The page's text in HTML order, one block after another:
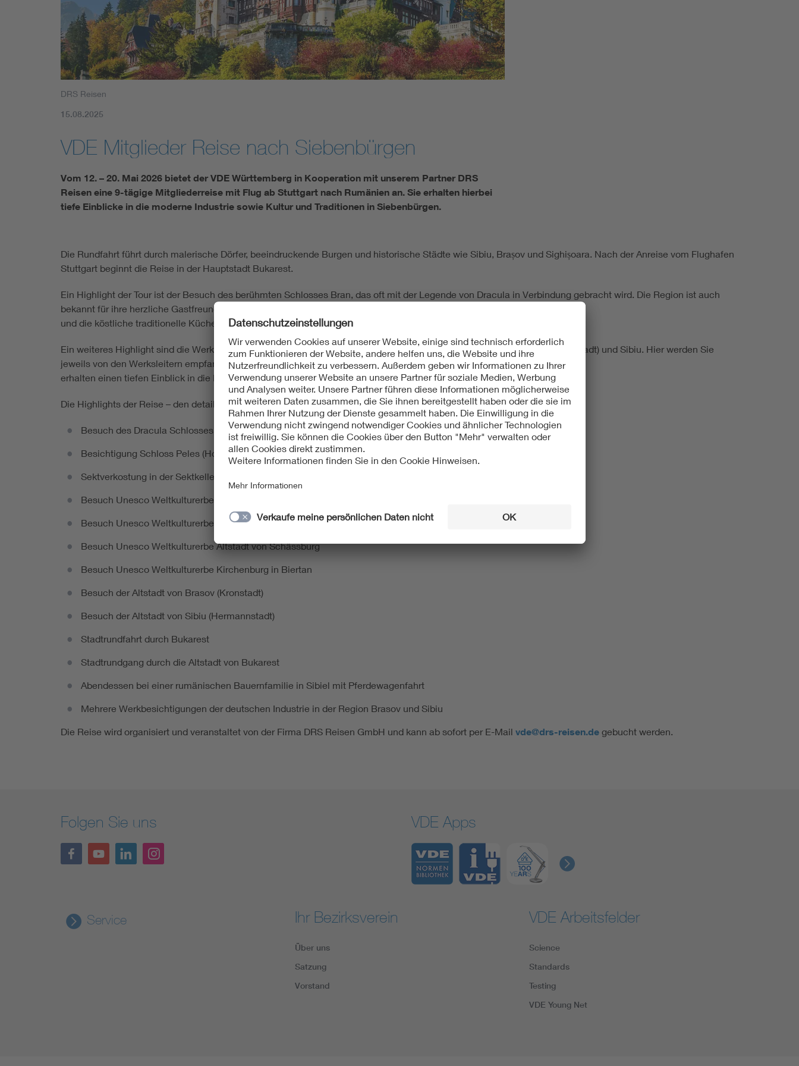
Mobility
Standards
Energy storage
Functional safety
DRS Reisen
15.08.2025
VDE Mitglieder Reise nach Siebenbürgen
Vom 12. – 20. Mai 2026 bietet der VDE Württemberg in Kooperation mit unserem Partner DRS
Reisen eine 9-tägige Mitgliederreise mit Flug ab Stuttgart nach Rumänien an. Sie erhalten hierbei
tiefe Einblicke in die moderne Industrie sowie Kultur und Traditionen in Siebenbürgen.
Die Rundfahrt führt durch malerische Dörfer, beeindruckende Burgen und historische Städte wie Sibiu, Brașov und Sighișoara. Nach der Anreise vom Flughafen
Stuttgart beginnt die Reise in der Hauptstadt Bukarest.
Ein Highlight der Tour ist der Besuch des berühmten Schlosses Bran, das oft mit der Legende von Dracula in Verbindung gebracht wird. Die Region ist auch
bekannt für ihre herzliche Gastfreundschaft
und die köstliche traditionelle Küche, die Sie während Ihrer Reise genießen können.
Ein weiteres Highlight sind die Werksbesichtigungen der deutschen Industrie in Siebenbürgen in der Region Brasov (Kronstadt) und Sibiu. Hier werden Sie
jeweils von den Werksleitern empfangen und
erhalten einen tiefen Einblick in die Produkte und Produktionsprozesse des jeweiligen Standorts.
Die Highlights der Reise – den detaillierten Reiseverlauf und Preise finden Sie im Download "VDE Mitglieder Reise"
Besuch des Dracula Schlosses Bran
Besichtigung Schloss Peles (Hohenzollern)
Sektverkostung in der Sektkellerei in Azuga
Besuch Unesco Weltkulturerbe Kirchenburg in Tartlau (Prejmer)
Besuch Unesco Weltkulturerbe Kirchenburg Viscri
Besuch Unesco Weltkulturerbe Altstadt von Schässburg
Besuch Unesco Weltkulturerbe Kirchenburg in Biertan
Besuch der Altstadt von Brasov (Kronstadt)
Besuch der Altstadt von Sibiu (Hermannstadt)
Stadtrundfahrt durch Bukarest
Stadtrundgang durch die Altstadt von Bukarest
Abendessen bei einer rumänischen Bauernfamilie in Sibiel mit Pferdewagenfahrt
Mehrere Werkbesichtigungen der deutschen Industrie in der Region Brasov und Sibiu
Die Reise wird organisiert und veranstaltet von der Firma DRS Reisen GmbH und kann ab sofort per E-Mail vde@drs-reisen.de gebucht werden.
Folgen Sie uns VDE Apps
Service Ihr Bezirksverein
Über uns
Satzung
Vorstand
VDE Arbeitsfelder
Science
Standards
Testing
VDE Young Net